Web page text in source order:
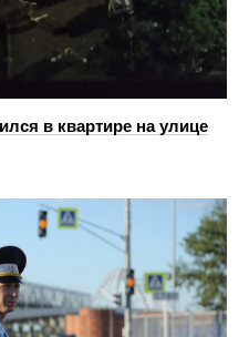
в квартире на улице